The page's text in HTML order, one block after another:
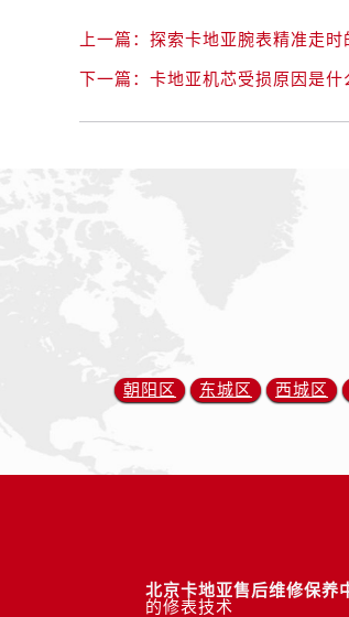
上一篇： 探索卡地亚腕表精准走
下一篇： 卡地亚机芯受损原因是什
朝阳区 东城区 西城区
北京卡地亚售后维修保养
的修表技术